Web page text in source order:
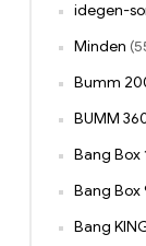
idegen-
Minden
Bumm
BUMM
Bang Box
Bang Box
Bang